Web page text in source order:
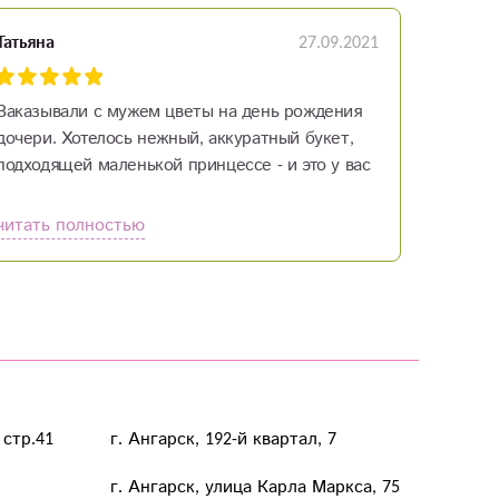
27.09.2021
с мужем цветы на день рождения
Хотелось нежный, аккуратный букет,
маленькой принцессе - и это у вас
полностью
г. Ангарск, 192-й квартал, 7
г. Ангарск, улица Карла Маркса, 75